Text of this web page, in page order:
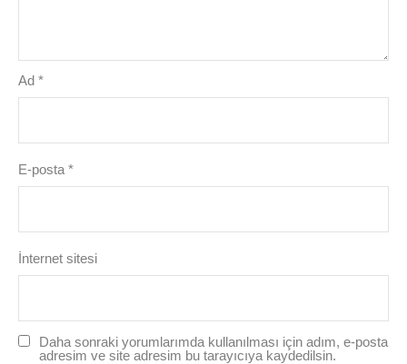
Ad *
E-posta *
İnternet sitesi
Daha sonraki yorumlarımda kullanılması için adım, e-posta
adresim ve site adresim bu tarayıcıya kaydedilsin.